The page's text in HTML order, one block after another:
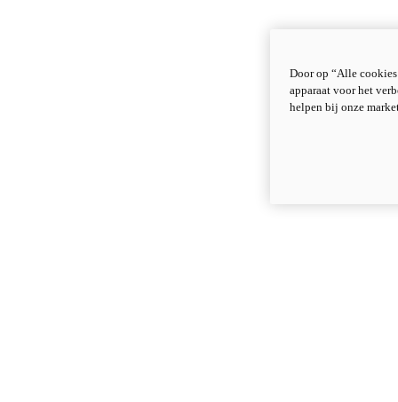
Door op “Alle
apparaat voor het
helpen bij onze